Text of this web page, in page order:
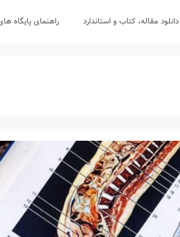
مقاله، کتاب و استاندارد راهنمای پایگاه